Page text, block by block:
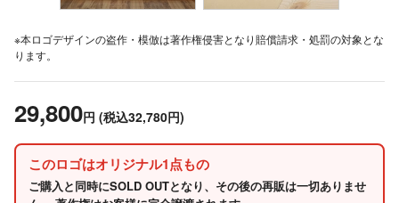
※本ロゴデザインの盗作・模倣は著作権侵害となり賠償請求・処罰の対象とな
ります。
29,800円 (税込32,780円)
このロゴはオリジナル1点もの
ご購入と同時にSOLD OUTとなり、その後の再販は一切ありませ